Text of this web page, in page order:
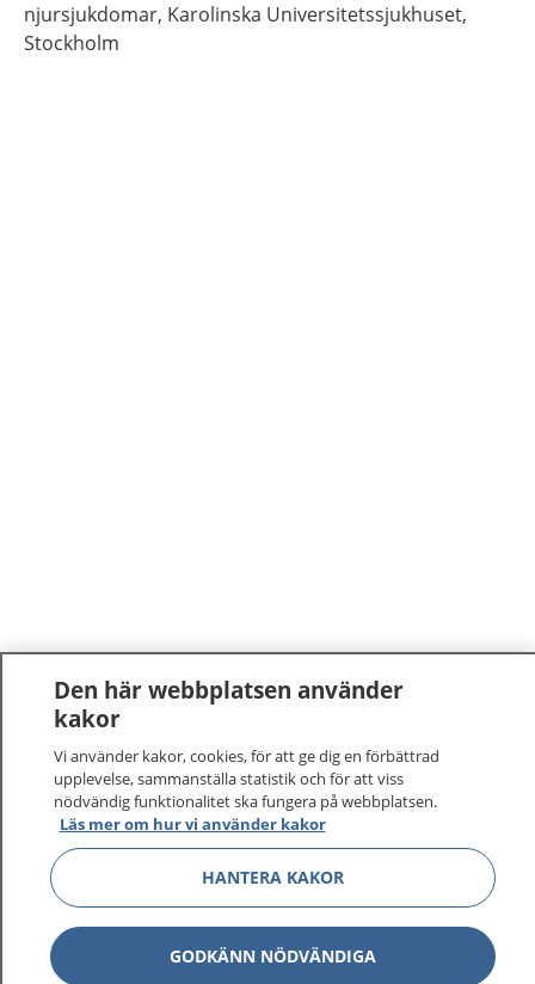
njursjukdomar, Karolinska Universitetssjukhuset,
Stockholm
1177 –tryggt om din hälsa och vård
På 1177.se får du råd om hälsa och information om
sjukdomar och vilka mottagningar du kan kontakta.
Logga in för att läsa din journal och göra dina
vårdärenden. Ring telefonnummer 1177 för
sjukvårdsrådgivning dygnet runt.
1177 ger dig råd när du vill må bättre.
Den här webbplatsen använder
kakor
Vi använder kakor, cookies, för att ge dig en förbättrad
upplevelse, sammanställa statistik och för att viss
nödvändig funktionalitet ska fungera på webbplatsen.
Läs mer om hur vi använder kakor
HANTERA KAKOR
GODKÄNN NÖDVÄNDIGA